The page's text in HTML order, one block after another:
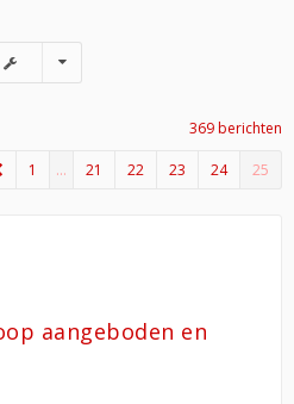
369 berichten
1 … 21 22 23 24 25
aangeboden en